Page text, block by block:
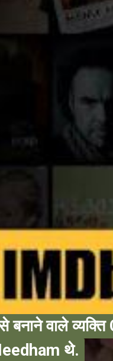
बनाने वाले व्यक्ति
थे.
बनाने वाले व्यक्ति
थे.